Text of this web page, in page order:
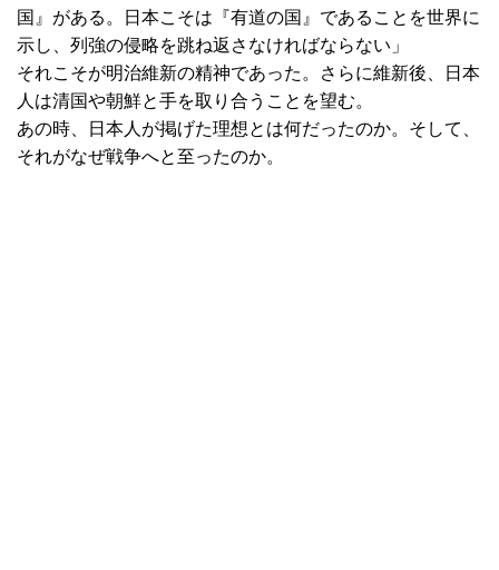
国』がある。日本こそは『有道の国』であることを世界に
示し、列強の侵略を跳ね返さなければならない」
それこそが明治維新の精神であった。さらに維新後、日本
人は清国や朝鮮と手を取り合うことを望む。
あの時、日本人が掲げた理想とは何だったのか。そして、
それがなぜ戦争へと至ったのか。